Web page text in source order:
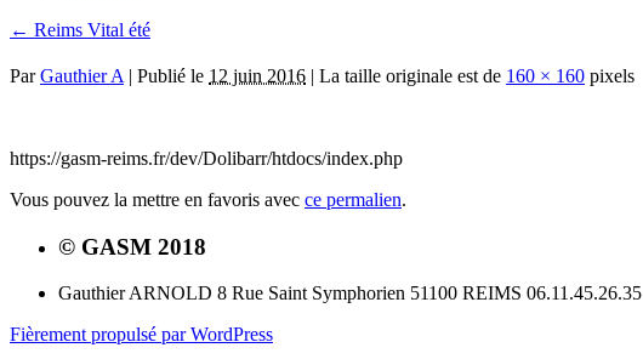
← Reims Vital été
Par Gauthier A | Publié le 12 juin 2016 | La taille originale est de 160 × 160 pixels
https://gasm-reims.fr/dev/Dolibarr/htdocs/index.php
Vous pouvez la mettre en favoris avec ce permalien.
© GASM 2018
Gauthier ARNOLD 8 Rue Saint Symphorien 51100 REIMS 06.11.45.26.35
Fièrement propulsé par WordPress